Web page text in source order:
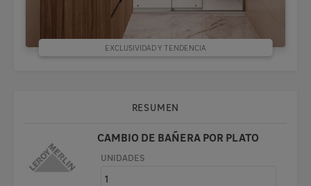
EXCLUSIVIDAD Y TENDENCIA
RESUMEN
CAMBIO DE BAÑERA POR PLATO
UNIDADES